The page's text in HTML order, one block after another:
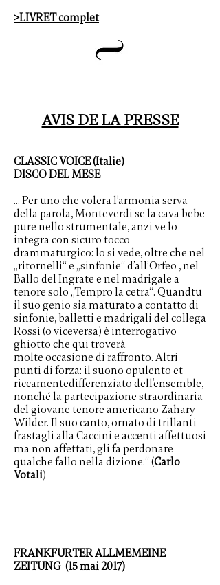
>LIVRET complet
AVIS DE LA PRESSE
CLASSIC VOICE (Italie)
DISCO DEL MESE
... Per uno che volera l’armonia serva
della parola, Monteverdi se la cava bebe
pure nello strumentale, anzi ve lo
integra con sicuro tocco
drammaturgico: lo si vede, oltre che nel
„ritornelli“ e „sinfonie“ d’all’Orfeo , nel
Ballo del Ingrate e nel madrigale a
tenore solo „Tempro la cetra“. Quandtu
il suo genio sia maturato a contatto di
sinfonie, balletti e madrigali del collega
Rossi (o viceversa) è interrogativo
ghiotto che qui troverà
molte occasione di raffronto. Altri
punti di forza: il suono opulento et
riccamentedifferenziato dell’ensemble,
nonché la partecipazione straordinaria
del giovane tenore americano Zahary
Wilder. Il suo canto, ornato di trillanti
frastagli alla Caccini e accenti affettuosi
ma non affettati, gli fa perdonare
qualche fallo nella dizione.“ (Carlo
Votali)
FRANKFURTER ALLMEMEINE
ZEITUNG (15 mai 2017)